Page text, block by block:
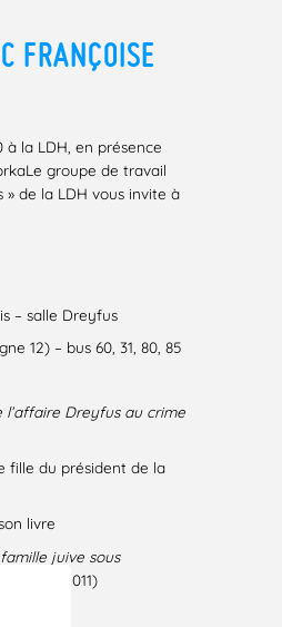
FRANÇOISE
à la LDH, en présence
groupe de travail
» de la LDH vous invite à
– salle Dreyfus
12) – bus 60, 31, 80, 85
l’affaire Dreyfus au crime
fille du président de la
livre
juive sous
Ixe, 2011)